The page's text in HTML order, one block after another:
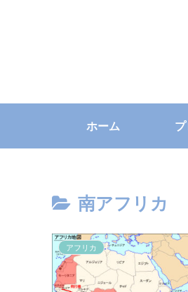
ホーム
南アフリカ
アフリカ